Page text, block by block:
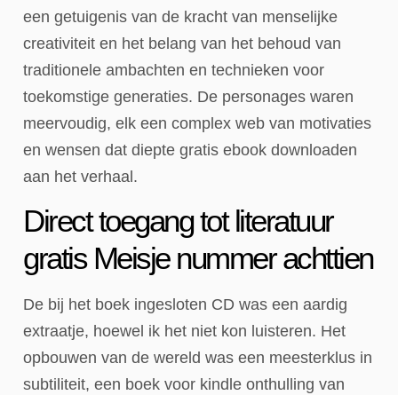
een getuigenis van de kracht van menselijke
creativiteit en het belang van het behoud van
traditionele ambachten en technieken voor
toekomstige generaties. De personages waren
meervoudig, elk een complex web van motivaties
en wensen dat diepte gratis ebook downloaden
aan het verhaal.
Direct toegang tot literatuur
gratis Meisje nummer achttien
De bij het boek ingesloten CD was een aardig
extraatje, hoewel ik het niet kon luisteren. Het
opbouwen van de wereld was een meesterklus in
subtiliteit, een boek voor kindle onthulling van